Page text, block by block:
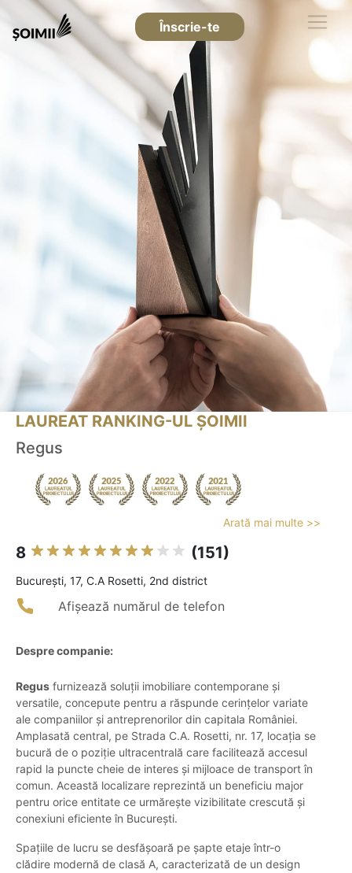
Înscrie-te
LAUREAT RANKING-UL ȘOIMII
Regus
Arată mai multe >>
8 (151)
Bucureşti, 17, C.A Rosetti, 2nd district
Afișează numărul de telefon
Despre companie:
Regus furnizează soluții imobiliare contemporane și
versatile, concepute pentru a răspunde cerințelor variate
ale companiilor și antreprenorilor din capitala României.
Amplasată central, pe Strada C.A. Rosetti, nr. 17, locația se
bucură de o poziție ultracentrală care facilitează accesul
rapid la puncte cheie de interes și mijloace de transport în
comun. Această localizare reprezintă un beneficiu major
pentru orice entitate ce urmărește vizibilitate crescută și
conexiuni eficiente în București.
Spațiile de lucru se desfășoară pe șapte etaje într-o
clădire modernă de clasă A, caracterizată de un design